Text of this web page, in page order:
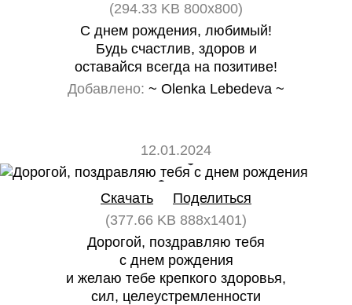
(294.33 KB 800x800)
С днем рождения, любимый!
Будь счастлив, здоров и
оставайся всегда на позитиве!
Добавлено: ~ Olenka Lebedeva ~
12.01.2024
0 0
Скачать
Поделиться
(377.66 KB 888x1401)
Дорогой, поздравляю тебя
с днем рождения
и желаю тебе крепкого здоровья,
сил, целеустремленности